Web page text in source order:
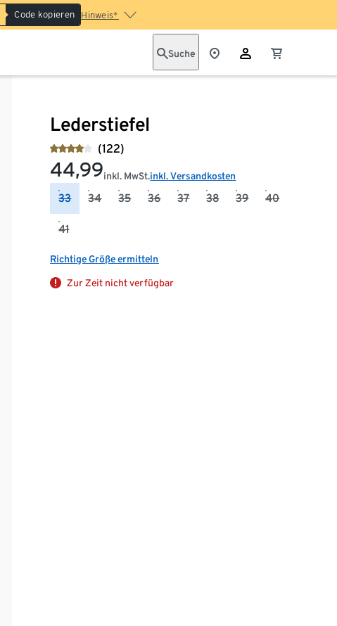
Code kopieren Hinweis*
Suche
Lederstiefel
(122)
44,99inkl. MwSt.inkl. Versandkosten
33 34 35 36 37 38 39 40
41
Richtige Größe ermitteln
Zur Zeit nicht verfügbar